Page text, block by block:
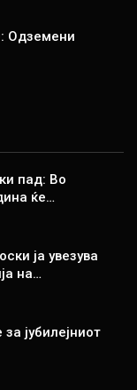
Одземени
пад: Во
ќе…
ја увезува
на…
јубилејниот